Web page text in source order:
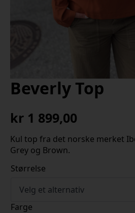
Beverly Top
kr 1 899,00
Kul top fra det norske merket
Grey og Brown.
Størrelse
Farge